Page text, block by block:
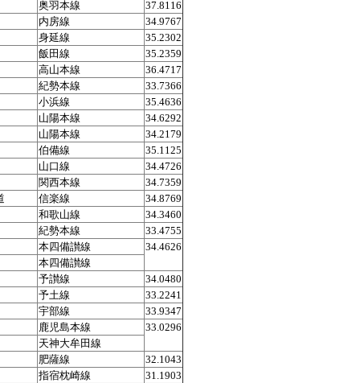
奥羽本線
37.8116
内房線
34.9767
身延線
35.2302
飯田線
35.2359
高山本線
36.4717
紀勢本線
33.7366
小浜線
35.4636
山陽本線
34.6292
山陽本線
34.2179
伯備線
35.1125
山口線
34.4726
関西本線
34.7359
信楽線
34.8769
和歌山線
34.3460
紀勢本線
33.4755
本四備讃線
34.4626
本四備讃線
予讃線
34.0480
予土線
33.2241
宇部線
33.9347
鹿児島本線
33.0296
天神大牟田線
肥薩線
32.1043
指宿枕崎線
31.1903